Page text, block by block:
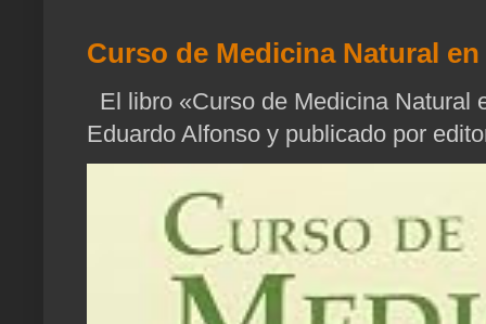
Curso de Medicina Natural
El libro «Curso de Medicina Natural
Eduardo Alfonso y publicado por